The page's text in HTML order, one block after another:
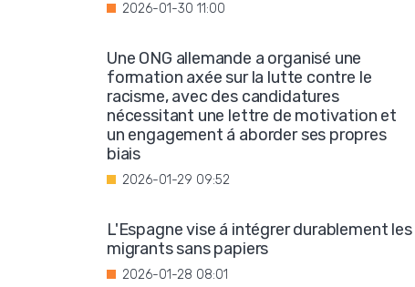
2026-01-30 11:00
Une ONG allemande a organisé une
formation axée sur la lutte contre le
racisme, avec des candidatures
nécessitant une lettre de motivation et
un engagement á aborder ses propres
biais
2026-01-29 09:52
L'Espagne vise á intégrer durablement les
migrants sans papiers
2026-01-28 08:01